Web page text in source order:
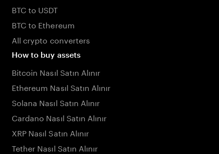
BTC to USDT
BTC to Ethereum
All crypto converters
How to buy assets
Bitcoin Nasıl Satın Alınır
Ethereum Nasıl Satın Alınır
Solana Nasıl Satın Alınır
Cardano Nasıl Satın Alınır
XRP Nasıl Satın Alınır
Tether Nasıl Satın Alınır